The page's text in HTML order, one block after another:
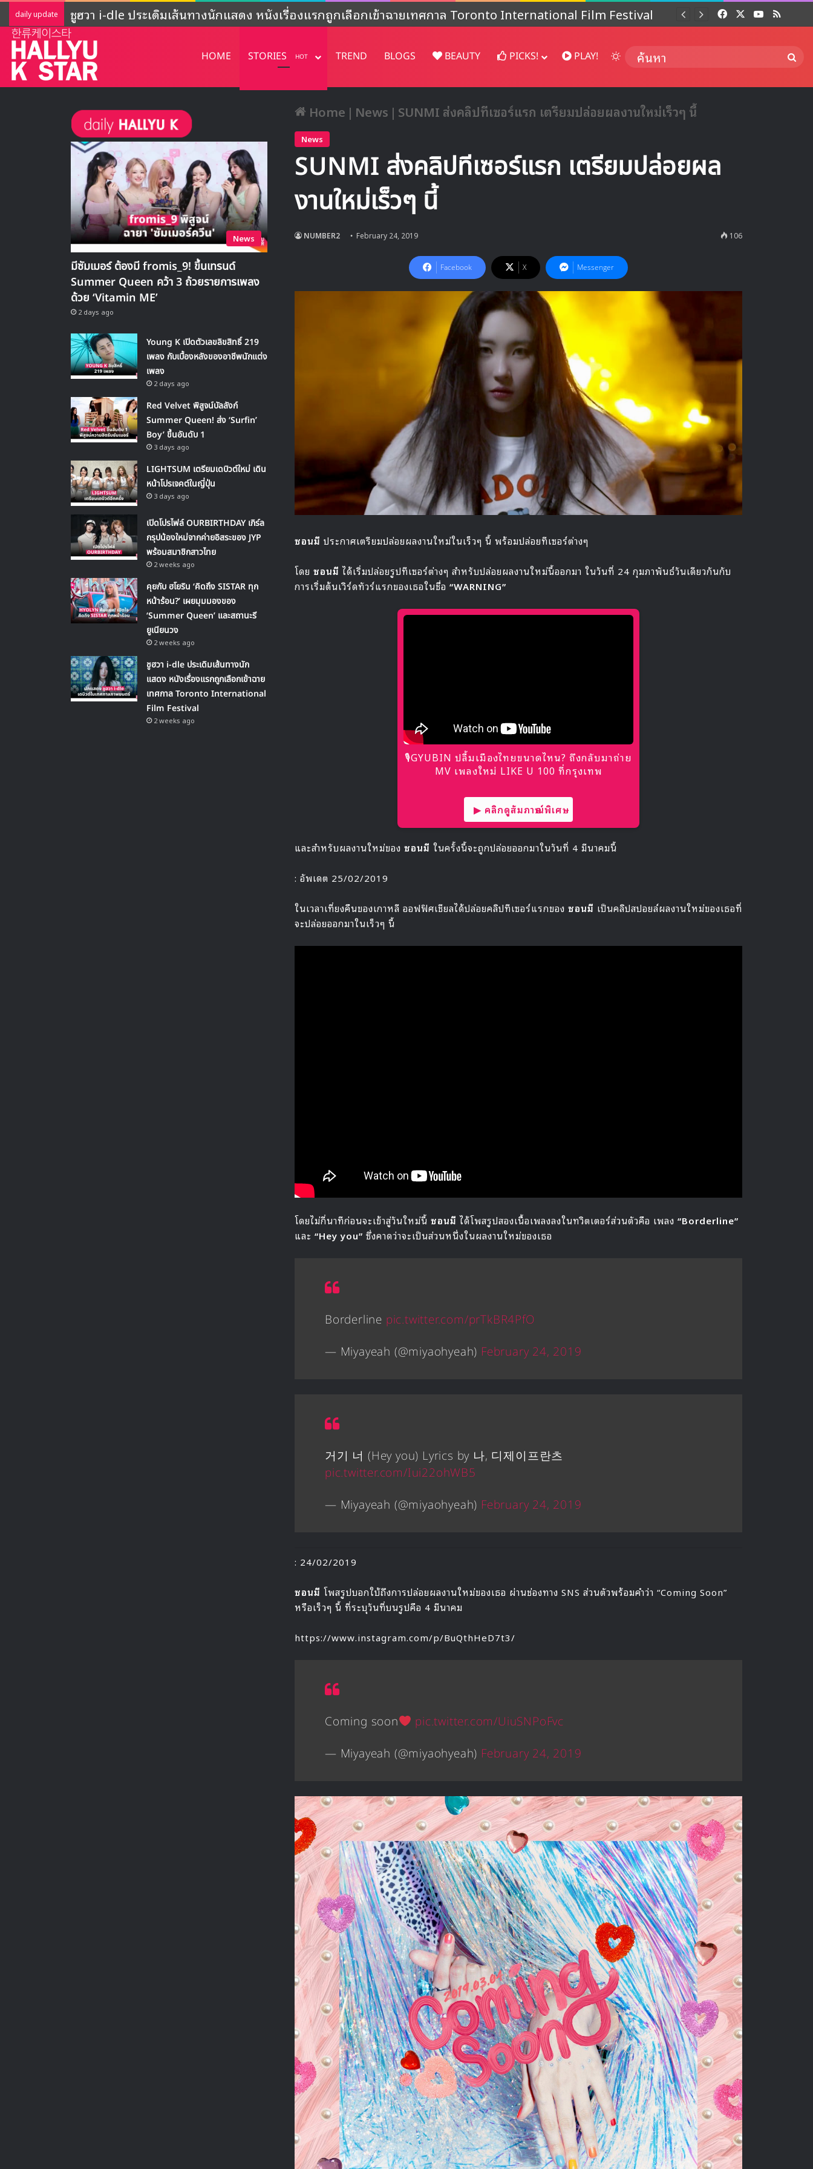
daily update ADOR ชี้แจงกิจกรรมของ NewJeans ‘ยังไม่ชัดเจน’ หลังปล่อยคอนเทนต์พิเศษฉลองครบรอบ 4 ปี FacebookYouTube
RSS
HOME STORIES HOT TREND BLOGS BEAUTY PICKS! PLAY! Switch skin
Home | News | SUNMI ส่งคลิปทีเซอร์แรก เตรียมปล่อยผลงานใหม่เร็วๆ นี้
News
SUNMI ส่งคลิปทีเซอร์แรก เตรียมปล่อยผล
งานใหม่เร็วๆ นี้
NUMBER2 February 24, 2019 106
Facebook X Messenger
ซอนมี ประกาศเตรียมปล่อยผลงานใหม่ในเร็วๆ นี้ พร้อมปล่อยทีเซอร์ต่างๆ
โดย ซอนมี ได้เริ่มปล่อยรูปทีเซอร์ต่างๆ สำหรับปล่อยผลงานใหม่นี้ออกมา ในวันที่ 24 กุมภาพันธ์วันเดียวกันกับ
การเริ่มต้นเวิร์ดทัวร์แรกของเธอในชื่อ “WARNING”
🎙GYUBIN ปลื้มเมืองไทยขนาดไหน? ถึงกลับมาถ่าย
MV เพลงใหม่ LIKE U 100 ที่กรุงเทพ
▶ คลิกดูสัมภาษณ์พิเศษ
และสำหรับผลงานใหม่ของ ซอนมี ในครั้งนี้จะถูกปล่อยออกมาในวันที่ 4 มีนาคมนี้
: อัพเดต 25/02/2019
ในเวลาเที่ยงคืนของเกาหลี ออฟฟิศเชียลได้ปล่อยคลิปทีเซอร์แรกของ ซอนมี เป็นคลิปสปอยล์ผลงานใหม่ของเธอที่
จะปล่อยออกมาในเร็วๆ นี้
โดยไม่กี่นาทีก่อนจะเข้าสู่วันใหม่นี้ ซอนมี ได้โพสรูปสองเนื้อเพลงลงในทวิตเตอร์ส่วนตัวคือ เพลง “Borderline”
และ “Hey you” ซึ่งคาดว่าจะเป็นส่วนหนึ่งในผลงานใหม่ของเธอ
Borderline pic.twitter.com/prTkBR4PfO
— Miyayeah (@miyaohyeah) February 24, 2019
거기 너 (Hey you) Lyrics by 나, 디제이프란츠
pic.twitter.com/Iui22ohWB5
— Miyayeah (@miyaohyeah) February 24, 2019
: 24/02/2019
ซอนมี โพสรูปบอกใบ้ถึงการปล่อยผลงานใหม่ของเธอ ผ่านช่องทาง SNS ส่วนตัวพร้อมคำว่า “Coming Soon”
หรือเร็วๆ นี้ ที่ระบุวันที่บนรูปคือ 4 มีนาคม
https://www.instagram.com/p/BuQthHeD7t3/
Coming soon
pic.twitter.com/UiuSNPoFvc
— Miyayeah (@miyaohyeah) February 24, 2019
News
มีซัมเมอร์ ต้องมี fromis_9! ขึ้นเทรนด์
Summer Queen คว้า 3 ถ้วยรายการเพลง
ด้วย ‘Vitamin ME’
2 days ago
Young K เปิดตัวเลขลิขสิทธิ์ 219
เพลง กับเบื้องหลังของอาชีพนักแต่ง
เพลง
2 days ago
Red Velvet พิสูจน์บัลลังก์
Summer Queen! ส่ง ‘Surfin’
Boy’ ขึ้นอันดับ 1
3 days ago
LIGHTSUM เตรียมเดบิวต์ใหม่ เดิน
หน้าโปรเจคต์ในญี่ปุ่น
3 days ago
เปิดโปรไฟล์ OURBIRTHDAY เกิร์ล
กรุปน้องใหม่จากค่ายอิสระของ JYP
พร้อมสมาชิกสาวไทย
2 weeks ago
คุยกับ ฮโยริน ‘คิดถึง SISTAR ทุก
หน้าร้อน?’ เผยมุมมองของ
‘Summer Queen’ และสถานะรี
ยูเนียนวง
2 weeks ago
ชูฮวา i-dle ประเดิมเส้นทางนัก
แสดง หนังเรื่องแรกถูกเลือกเข้าฉาย
เทศกาล Toronto International
Film Festival
2 weeks ago